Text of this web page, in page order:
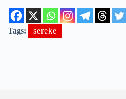
Tags: sereke